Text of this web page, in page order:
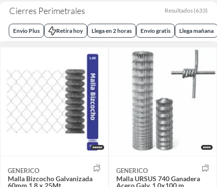
Cierres Perimetrales Resultados (633)
Envio Plus Retira hoy Llega en 2 horas Envío gratis Llega mañana
GENERICO
Malla Bizcocho Galvanizada
GENERICO
Malla URSUS 740 Ganadera